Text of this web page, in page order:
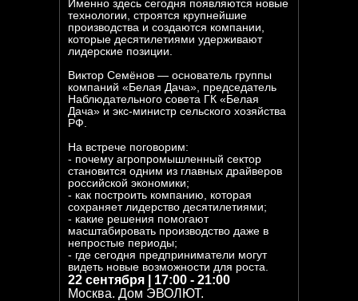
Именно здесь сегодня появляются новые
технологии, строятся крупнейшие
производства и создаются компании,
которые десятилетиями удерживают
лидерские позиции.
Виктор Семёнов — основатель группы
компаний «Белая Дача», председатель
Наблюдательного совета ГК «Белая
Дача» и экс-министр сельского хозяйства
РФ.
На встрече поговорим:
- почему агропромышленный сектор
становится одним из главных драйверов
российской экономики;
- как построить компанию, которая
сохраняет лидерство десятилетиями;
- какие решения помогают
масштабировать производство даже в
непростые периоды;
- где сегодня предприниматели могут
видеть новые возможности для роста.
22 сентября | 17:00 - 21:00
Москва. Дом ЭВОЛЮТ.